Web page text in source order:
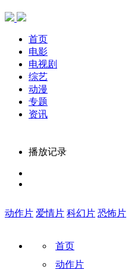
首页
电影
电视剧
综艺
动漫
专题
资讯
播放记录
动作片 爱情片 科幻片 恐怖片
首页
动作片